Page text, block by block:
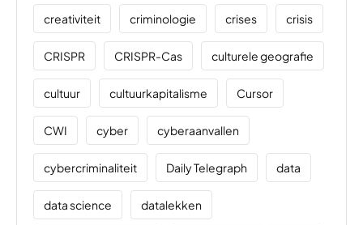
creativiteit criminologie crises crisis
CRISPR CRISPR-Cas culturele geografie
cultuur cultuurkapitalisme Cursor
CWI cyber cyberaanvallen
cybercriminaliteit Daily Telegraph data
data science datalekken